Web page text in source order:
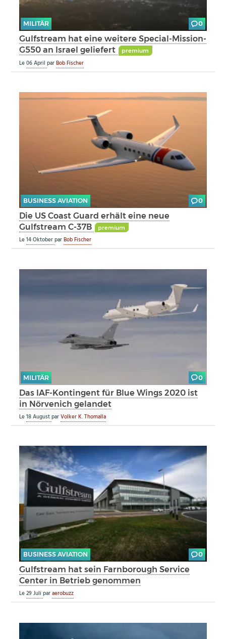
MILITÄR 0
Gulfstream hat eine weitere Special-Mission-
G550 an Israel geliefert
premium
Le06 AprilparBob Fischer
BUSINESS AVIATION 0
Die US Coast Guard erhält eine neue
Gulfstream C-37B
premium
Le14 OktoberparBob Fischer
MILITÄR 0
Das IAF-Kontingent für Blue Wings 2020 ist
in Nörvenich gelandet
Le18 AugustparVolker K. Thomalla
BUSINESS AVIATION 0
Gulfstream hat sein Farnborough Service
Center in Betrieb genommen
Le29 Juliparaerobuzz